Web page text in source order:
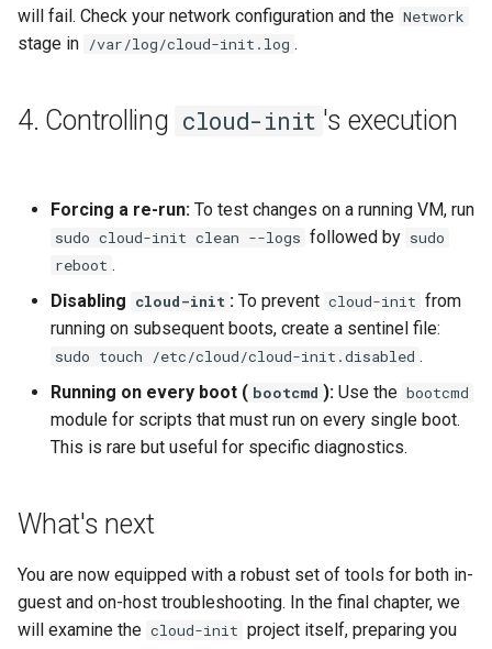
will fail. Check your network configuration and the Network
stage in /var/log/cloud-init.log .
4. Controlling cloud-init 's execution
Forcing a re-run: To test changes on a running VM, run
sudo cloud-init clean --logs followed by sudo
reboot .
Disabling cloud-init : To prevent cloud-init from
running on subsequent boots, create a sentinel file:
sudo touch /etc/cloud/cloud-init.disabled .
Running on every boot ( bootcmd ): Use the bootcmd
module for scripts that must run on every single boot.
This is rare but useful for specific diagnostics.
What's next
You are now equipped with a robust set of tools for both in-
guest and on-host troubleshooting. In the final chapter, we
will examine the cloud-init project itself, preparing you